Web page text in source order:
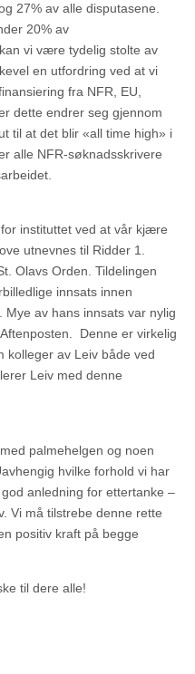
27% av alle disputasene.
20% av
vi være tydelig stolte av
en utfordring ved at vi
fra NFR, EU,
dette endrer seg gjennom
til at det blir «all time high» i
alle NFR-søknadsskrivere
instituttet ved at vår kjære
utnevnes til Ridder 1.
Olavs Orden. Tildelingen
innsats innen
Mye av hans innsats var nylig
Denne er virkelig
kolleger av Leiv både ved
Leiv med denne
palmehelgen og noen
hvilke forhold vi har
anledning for ettertanke –
Vi må tilstrebe denne rette
positiv kraft på begge
til dere alle!